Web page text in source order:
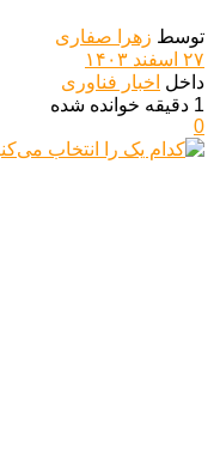
توسط زهرا صفاری
۲۷ اسفند ۱۴۰۳
داخل اخبار فناوری
1 دقیقه خوانده شده
0